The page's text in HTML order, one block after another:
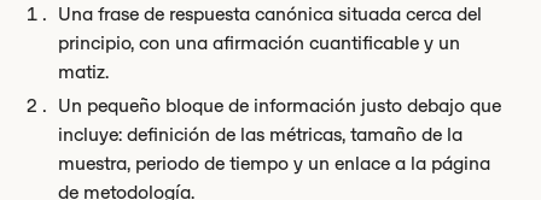
Una frase de respuesta canónica situada cerca del
principio, con una afirmación cuantificable y un
matiz.
Un pequeño bloque de información justo debajo que
incluye: definición de las métricas, tamaño de la
muestra, periodo de tiempo y un enlace a la página
de metodología.